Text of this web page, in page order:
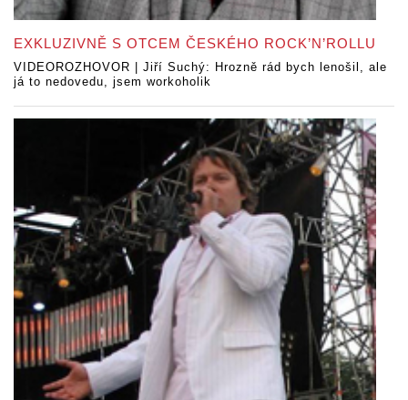
EXKLUZIVNĚ S OTCEM ČESKÉHO ROCK’N’ROLLU
VIDEOROZHOVOR | Jiří Suchý: Hrozně rád bych lenošil, ale
já to nedovedu, jsem workoholik